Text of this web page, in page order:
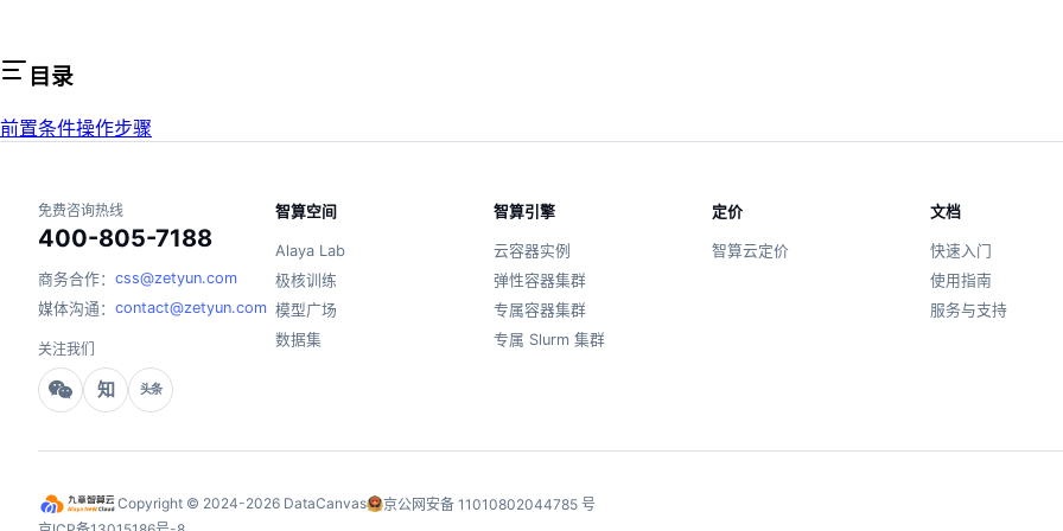
目录
前置条件操作步骤
免费咨询热线
400-805-7188
商务合作： css@zetyun.com
媒体沟通： contact@zetyun.com
关注我们
知 头条
智算空间
Alaya Lab
极核训练
模型广场
数据集
智算引擎
云容器实例
弹性容器集群
专属容器集群
专属 Slurm 集群
定价
智算云定价
文档
快速入门
使用指南
服务与支持
Copyright © 2024-2026 DataCanvas
京公网安备 11010802044785 号